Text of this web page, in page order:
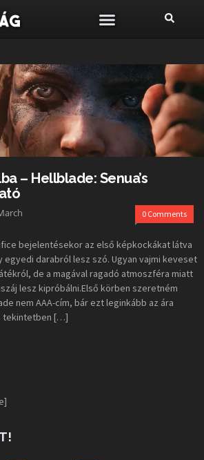
– Hellblade: Senua’s
0 Comments
bejelentésekor az első képkockákat látva
darabról lesz szó. Ugyan vajmi keveset
de a magával ragadó atmoszféra miatt
lesz kipróbálni.Első körben szeretném
nem AAA-cím, bár ezt leginkább az ára
tekintetben […]